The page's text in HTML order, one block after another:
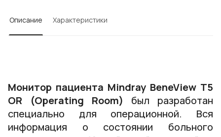
Описание Характеристики
Монитор пациента Mindray BeneView T5
OR (Operating Room) был разработан
специально для операционной. Вся
информация о состоянии больного